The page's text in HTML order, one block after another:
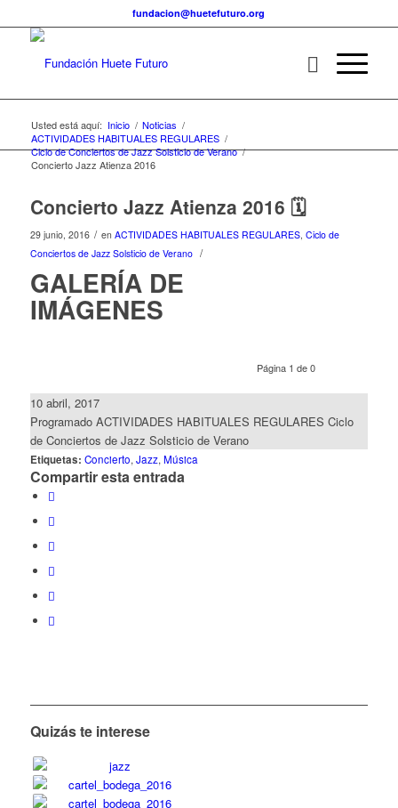
fundacion@huetefuturo.org
Usted está aquí: Inicio / Noticias /
ACTIVIDADES HABITUALES REGULARES /
Ciclo de Conciertos de Jazz Solsticio de Verano /
Concierto Jazz Atienza 2016
Concierto Jazz Atienza 2016 🗓
29 junio, 2016 / en ACTIVIDADES HABITUALES REGULARES, Ciclo de
Conciertos de Jazz Solsticio de Verano /
GALERÍA DE
IMÁGENES
Página 1 de 0
10 abril, 2017
Programado ACTIVIDADES HABITUALES REGULARES Ciclo
de Conciertos de Jazz Solsticio de Verano
Etiquetas: Concierto, Jazz, Música
Compartir esta entrada
Quizás te interese